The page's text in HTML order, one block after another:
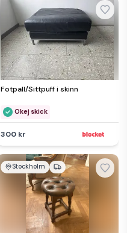
Fotpall/Sittpuff i skinn
Okej skick
300 kr
Stockholm